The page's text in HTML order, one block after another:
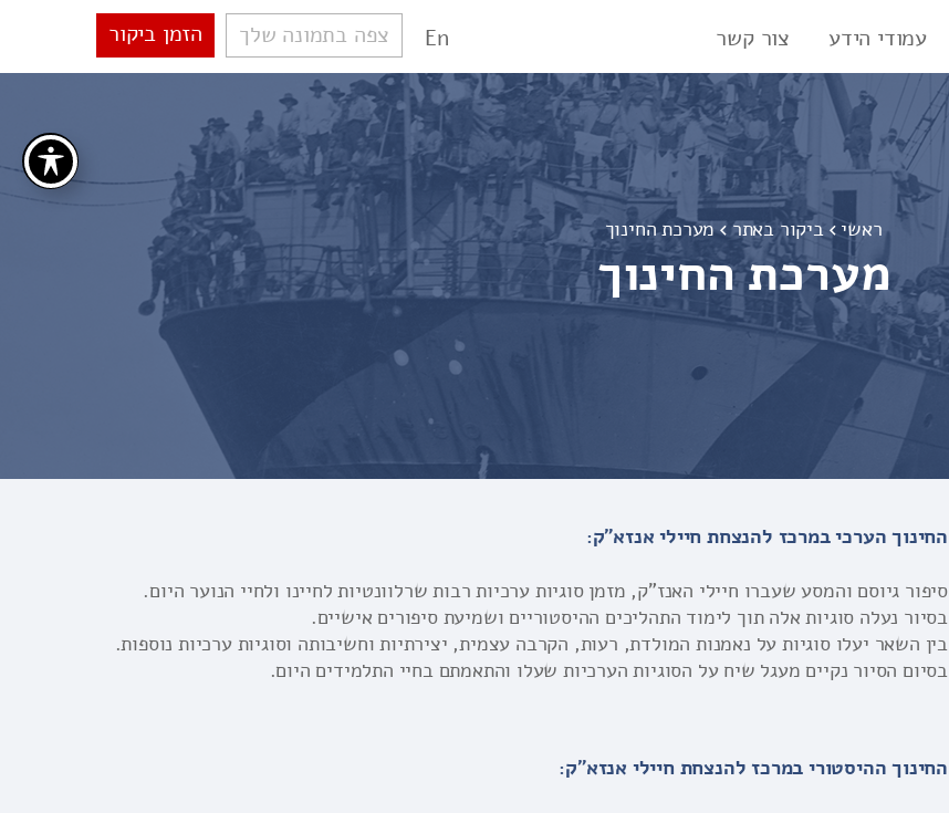
עמודי הידע צור קשר צפה בתמונה שלך הזמן ביקור En
ראשי ביקור באתר מערכת החינוך
מערכת החינוך
החינוך הערכי במרכז להנצחת חיילי אנזא"ק:
סיפור גיוסם והמסע שעברו חיילי האנז"ק, מזמן סוגיות ערכיות רבות שרלוונטיות לחיינו ולחיי הנוער היום.
בסיור נעלה סוגיות אלה תוך לימוד התהליכים ההיסטוריים ושמיעת סיפורים אישיים.
בין השאר יעלו סוגיות על נאמנות המולדת, רעות, הקרבה עצמית, יצירתיות וחשיבותה וסוגיות ערכיות נוספות.
בסיום הסיור נקיים מעגל שיח על הסוגיות הערכיות שעלו והתאמתם בחיי התלמידים היום.
החינוך ההיסטורי במרכז להנצחת חיילי אנזא"ק: